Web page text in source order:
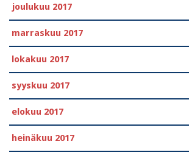
joulukuu 2017
marraskuu 2017
lokakuu 2017
syyskuu 2017
elokuu 2017
heinäkuu 2017